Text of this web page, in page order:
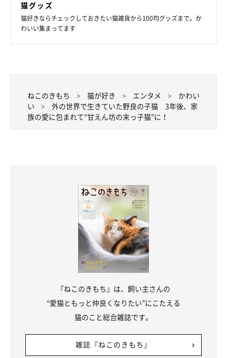
あずきくんを保護して3年——あずきくんは警戒心が強く、人が
なでようとすると逃げてしまうことも多いようですが、気が向く
仰向けになってお腹をなでさせてくれることもあるといい、「そ
の気まぐれなギャップが猫らしくて魅力です」と飼い主さんは話
します。
@geratoni0718
猫グッズ
猫好きならチェックしておきたい猫雑貨から100均グッズまで。か
わいい集まってます
ねこのきもち 猫が好き エンタメ
かわい
い
外の世界で生きていた野良の子猫 3年後、家
族の愛に包まれて“甘えん坊の末っ子猫”に！
『ねこのきもち』は、飼い主さんの
“愛猫ともっと仲良くなりたい”にこたえる
猫のこと総合雑誌です。
雑誌『ねこのきもち』